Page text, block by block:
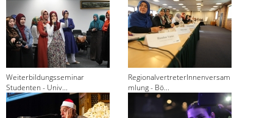
Weiterbildungsseminar
Studenten - Univ...
RegionalvertreterInnenversam
mlung - Bö...